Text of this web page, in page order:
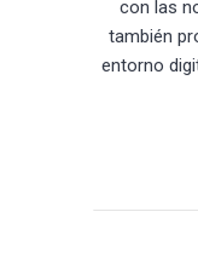
con las
también
entorno